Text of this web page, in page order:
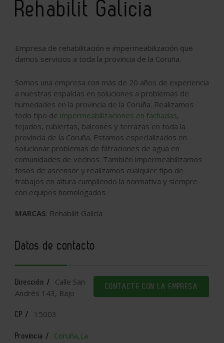
Rehabilit Galicia
Empresa de rehabilitación e impermeabilización que
damos servicios a toda la provincia de la Coruña.
Somos una empresa con más de 20 años de experiencia
a nuestras espaldas en soluciones a problemas de
humedades en la provincia de la Coruña. Realizamos
todo tipo de impermeabilizaciones en fachadas,
tejados, cubiertas, balcones y terrazas en toda la
provincia de la Coruña. Estamos especializados en
solucionar problemas de filtraciones de agua en
comunidades de vecinos. También impermeabilizamos
fosos de ascensor y realizamos cualquier tipo de
trabajos en altura cumpliendo la normativa y siempre
con equipos homologados.
MARCAS: Rehabilit Galicia
Datos de contacto
CONTACTE CON LA EMPRESA
Dirección /
Calle San
Andrés 143, Bajo
CP / 15003
Provincia / Coruña,La